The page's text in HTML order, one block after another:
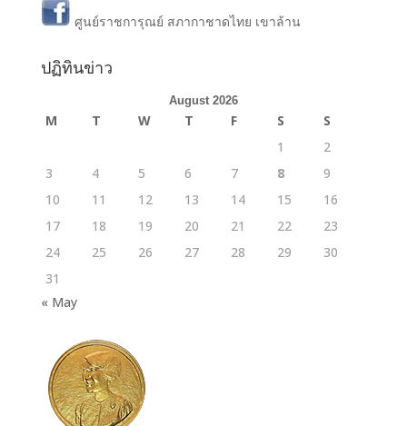
ศูนย์ราชการุณย์ สภากาชาดไทย เขาล้าน
ปฏิทินข่าว
August 2026
M T W T F S
S
1
2
3
4 5 6 7 8
9
10
11 12 13 14 15
16
17
18 19 20 21 22
23
24
25 26 27 28 29
30
31
« May